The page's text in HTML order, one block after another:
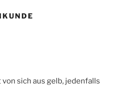
sich aus gelb, jedenfalls